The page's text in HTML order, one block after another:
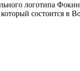
логотипа
состоится в